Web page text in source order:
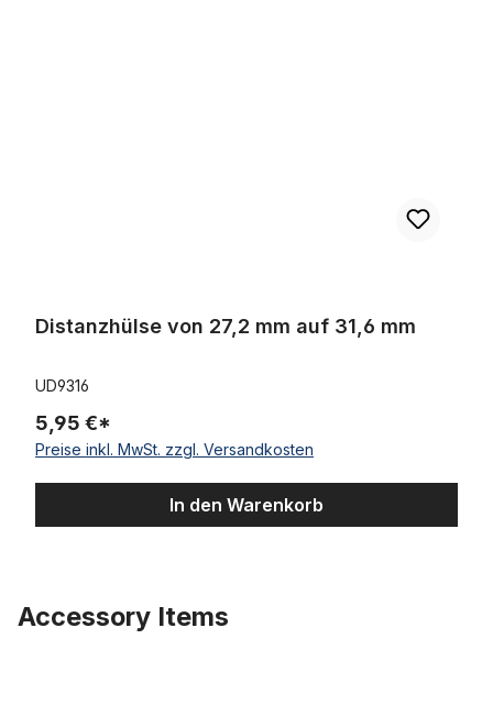
Distanzhülse von 27,2 mm auf 31,6 mm
UD9316
5,95 €*
Preise inkl. MwSt. zzgl. Versandkosten
In den Warenkorb
Accessory Items